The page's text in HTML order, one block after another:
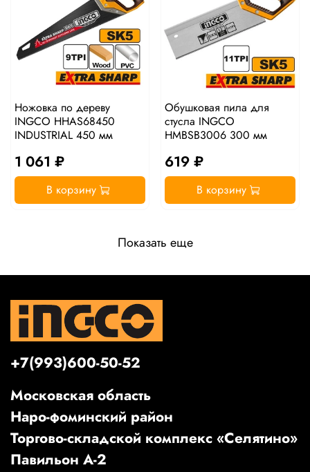
Ножовка по дереву
INGCO HHAS68450
INDUSTRIAL 450 мм
1 061 ₽
В корзину
Обушковая пила для
стусла INGCO
HMBSB3006 300 мм
619 ₽
В корзину
Показать еще
+7(993)600-50-52
Московская область
Наро-фоминский район
Торгово-складской комплекс «Селятино»
Павильон А-2